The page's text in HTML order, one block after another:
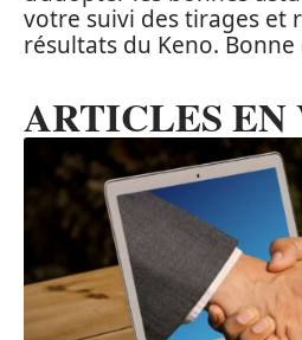
votre suivi des tirages et
résultats du Keno. Bonne
ARTICLES EN